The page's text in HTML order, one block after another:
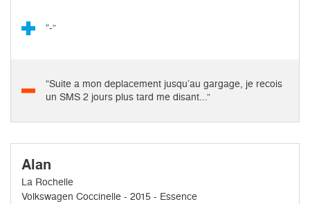
“-”
“Suite a mon deplacement jusqu’au gargage, je recois
un SMS 2 jours plus tard me disant...”
Alan
La Rochelle
Volkswagen Coccinelle - 2015 - Essence